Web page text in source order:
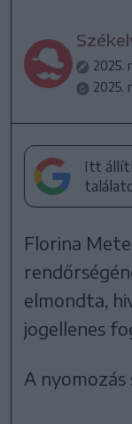
2025.
2025.
Itt
Florina
elmondta,
jogellenes
A